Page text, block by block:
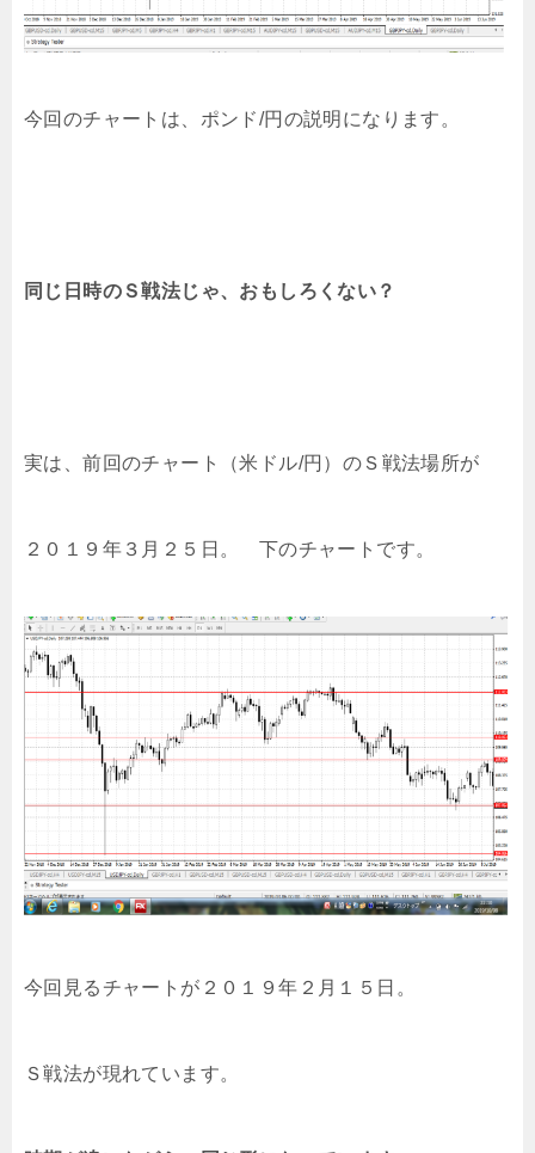
今回のチャートは、ポンド/円の説明になります。
同じ日時のＳ戦法じゃ、おもしろくない？
実は、前回のチャート（米ドル/円）のＳ戦法場所が
２０１９年３月２５日。 下のチャートです。
今回見るチャートが２０１９年２月１５日。
Ｓ戦法が現れています。